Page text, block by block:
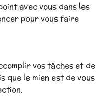
avec vous dans les
pour vous faire
vos tâches et de
le mien est de vous